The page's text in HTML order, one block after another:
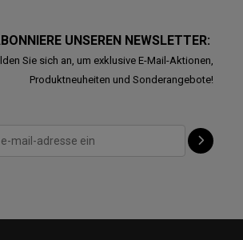
UNSEREN NEWSLETTER:
Sie sich an, um exklusive E-Mail-Aktionen,
Produktneuheiten und Sonderangebote!